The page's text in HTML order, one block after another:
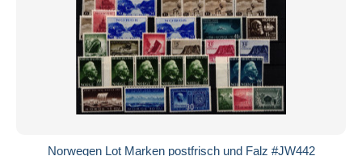
Norwegen Lot Marken postfrisch und Falz #JW442